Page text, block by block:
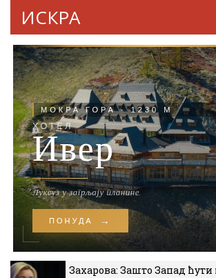
ИСКРА
Захарова: Зашто Запад ћути